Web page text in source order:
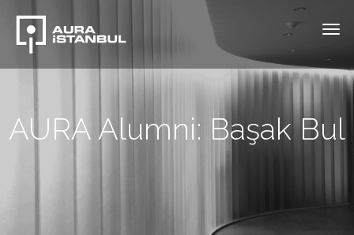
AURA Alumni: Başak Bul